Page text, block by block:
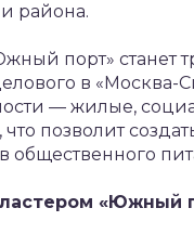
района.
порт» станет
в «Москва-
— жилые,
позволит
общественного
«Южный